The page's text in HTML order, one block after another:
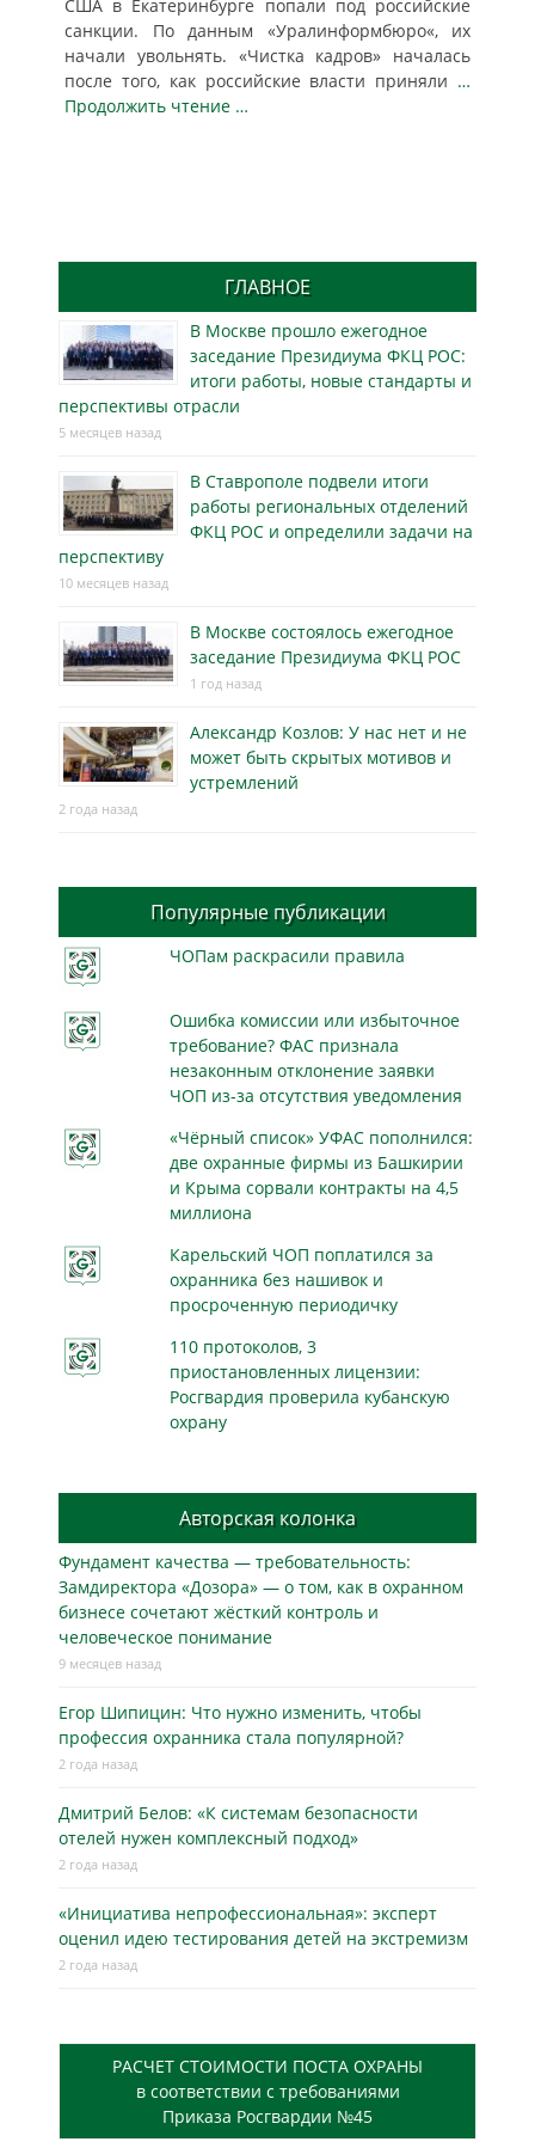
США в Екатеринбурге попали под российские
санкции. По данным «Уралинформбюро«, их
начали увольнять. «Чистка кадров» началась
после того, как российские власти приняли …
Продолжить чтение …
ГЛАВНОЕ
В Москве прошло ежегодное
заседание Президиума ФКЦ РОС:
итоги работы, новые стандарты и
перспективы отрасли
5 месяцев назад
В Ставрополе подвели итоги
работы региональных отделений
ФКЦ РОС и определили задачи на
перспективу
10 месяцев назад
В Москве состоялось ежегодное
заседание Президиума ФКЦ РОС
1 год назад
Александр Козлов: У нас нет и не
может быть скрытых мотивов и
устремлений
2 года назад
Популярные публикации
ЧОПам раскрасили правила
Ошибка комиссии или избыточное
требование? ФАС признала
незаконным отклонение заявки
ЧОП из-за отсутствия уведомления
«Чёрный список» УФАС пополнился:
две охранные фирмы из Башкирии
и Крыма сорвали контракты на 4,5
миллиона
Карельский ЧОП поплатился за
охранника без нашивок и
просроченную периодичку
110 протоколов, 3
приостановленных лицензии:
Росгвардия проверила кубанскую
охрану
Авторская колонка
Фундамент качества — требовательность:
Замдиректора «Дозора» — о том, как в охранном
бизнесe сочетают жёсткий контроль и
человеческое понимание
9 месяцев назад
Егор Шипицин: Что нужно изменить, чтобы
профессия охранника стала популярной?
2 года назад
Дмитрий Белов: «К системам безопасности
отелей нужен комплексный подход»
2 года назад
«Инициатива непрофессиональная»: эксперт
оценил идею тестирования детей на экстремизм
2 года назад
РАСЧЕТ СТОИМОСТИ ПОСТА ОХРАНЫ
в соответствии с требованиями
Приказа Росгвардии №45